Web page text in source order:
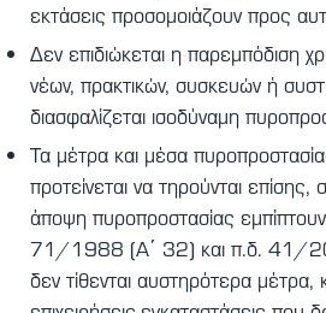
εκτάσεις προσομοιάζουν προς
Δεν επιδιώκεται η παρεμπόδιση
νέων, πρακτικών, συσκευών ή
διασφαλίζεται ισοδύναμη
Τα μέτρα και μέσα
προτείνεται να τηρούνται
άποψη πυροπροστασίας εμπίπτουν
71/1988 (Α΄ 32) και π.δ. 41/
δεν τίθενται αυστηρότερα μέτρα,